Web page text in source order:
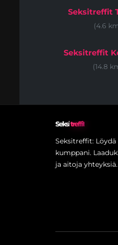
Seksitreffit
(4.6
Seksitreffit
(14.8
Seksitreffit
Seksitreffit:
kumppani.
ja aitoja yhteyksiä.